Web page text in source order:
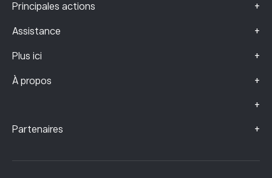
Principales actions +
Assistance +
Plus ici +
À propos +
+
Partenaires +